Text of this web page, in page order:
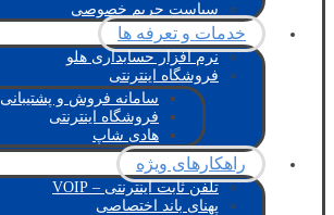
سیاست حریم خصوصی
خدمات و تعرفه ها
نرم افزار حسابداری هلو
فروشگاه اینترنتی
سامانه فروش و پشتیبانی
فروشگاه اینترنتی
هادی شاپ
راهکارهای ویژه
تلفن ثابت اینترنتی – VOIP
پهنای باند اختصاصی